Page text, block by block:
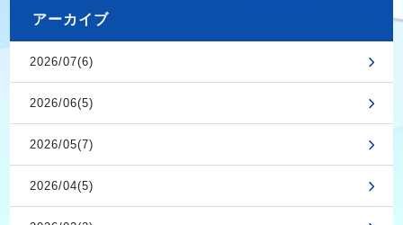
アーカイブ
2026/07(6)
2026/06(5)
2026/05(7)
2026/04(5)